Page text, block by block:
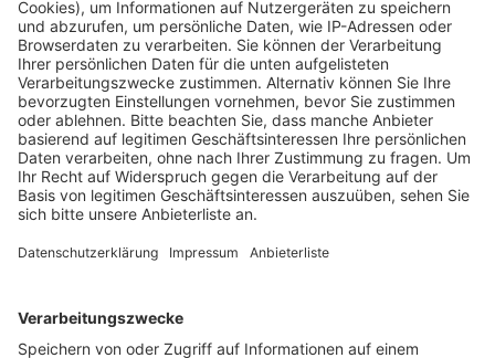
konsequent durchsetzen.
Veröffentlicht: Freitag, 07.08.2020 17:38
Anzeige
Wer die Maske bewusst verweigert, den schickt die
Schulleitung nach Hause, heißt es zum Beispiel vom
Hauptschulleiterin Rita Röbel aus Hürth-Kendenich
halten werden, die Aufregung um das Thema könnte
schnell von deutlich größeren Problemen überlagert